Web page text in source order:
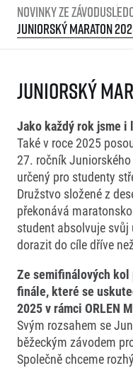
Novinky ze závodu
Juniorský Maraton
Juniorský
Jako každý rok jsme
Také v roce 2025
27. ročník
určený pro studenty
Družstvo složené z
překonává
student absolvuje
dorazit do cíle dříve
Ze semifinálových
finále, které se
2025 v rámci ORLEN
Svým rozsahem se
běžeckým závodem
Společně chceme